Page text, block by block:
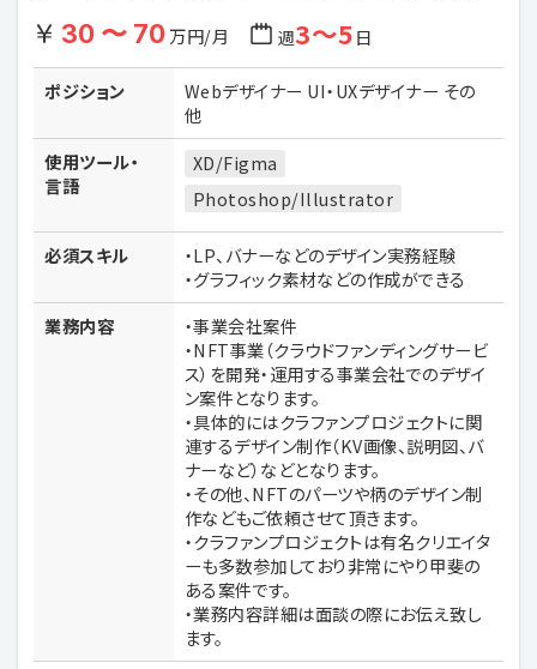
30 〜 70万円/月 週3〜5日
ポジション
Webデザイナー UI・UXデザイナー その
他
使用ツール・
言語
XD/Figma
Photoshop/Illustrator
必須スキル
・LP、バナーなどのデザイン実務経験
・グラフィック素材などの作成ができる
業務内容
・事業会社案件
・NFT事業（クラウドファンディングサービ
ス）を開発・運用する事業会社でのデザイ
ン案件となります。
・具体的にはクラファンプロジェクトに関
連するデザイン制作（KV画像、説明図、バ
ナーなど）などとなります。
・その他、NFTのパーツや柄のデザイン制
作などもご依頼させて頂きます。
・クラファンプロジェクトは有名クリエイタ
ーも多数参加しており非常にやり甲斐の
ある案件です。
・業務内容詳細は面談の際にお伝え致し
ます。